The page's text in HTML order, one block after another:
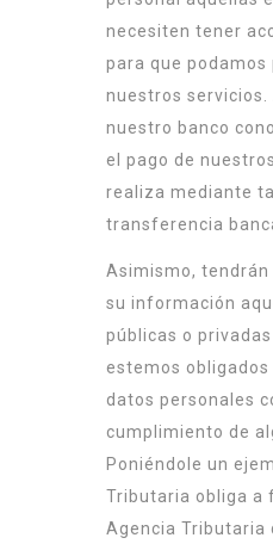
necesiten tener
para que podamos
nuestros servicios.
nuestro banco
el pago de
realiza mediante
transferencia
Asimismo,
su información
públicas o
estemos
datos personales
cumplimiento de
Poniéndole un
Tributaria obliga a
Agencia Tributaria